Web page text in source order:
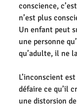
conscience,
n’est plus
Un enfant peut
une personne
qu’adulte, il ne
L’inconscient
défaire ce qu’il
une distorsion